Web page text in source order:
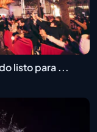
listo para ...